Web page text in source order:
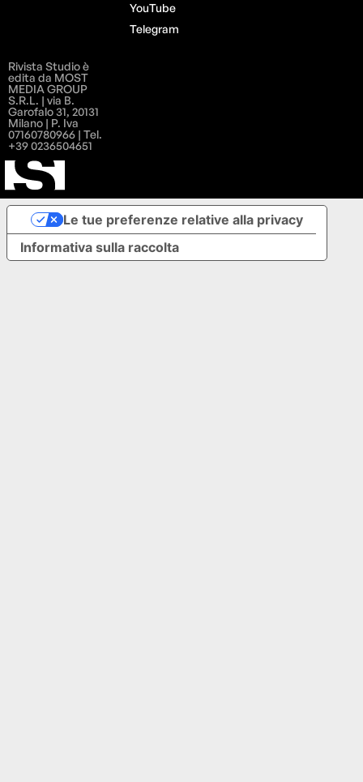
YouTube
Telegram
Rivista Studio è
edita da MOST
MEDIA GROUP
S.R.L. | via B.
Garofalo 31, 20131
Milano | P. Iva
07160780966 | Tel.
+39 0236504651
Informativa sulla raccolta
Le tue preferenze relative alla privacy